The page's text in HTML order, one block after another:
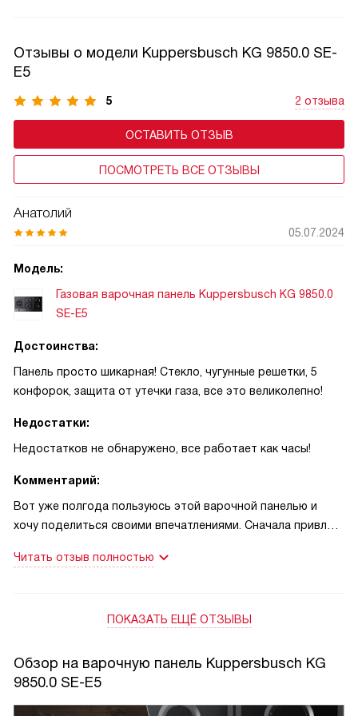
переключайте на стандартный режим — это бережёт
энергию и сохраняет вкус блюд.
Отзывы о модели Kuppersbusch KG 9850.0 SE-
E5
5 2 отзыва
ОСТАВИТЬ ОТЗЫВ
ПОСМОТРЕТЬ ВСЕ ОТЗЫВЫ
Анатолий
05.07.2024
Модель:
Газовая варочная панель Kuppersbusch KG 9850.0
SE-E5
Достоинства:
Панель просто шикарная! Стекло, чугунные решетки, 5
конфорок, защита от утечки газа, все это великолепно!
Недостатки:
Недостатков не обнаружено, все работает как часы!
Комментарий:
Вот уже полгода пользуюсь этой варочной панелью и
хочу поделиться своими впечатлениями. Сначала привлек
стекло. Очень стильно смотрится на моей кухне. Но
5 конфорок позволяют готовить сразу несколько блюд,
WOK-конфорка - это просто находка для любителей
азиатской кухни, как я. С нею можно готовить воки, как в
Читать отзыв полностью
ПОКАЗАТЬ ЕЩЁ ОТЗЫВЫ
Обзор на варочную панель Kuppersbusch KG
9850.0 SE-E5